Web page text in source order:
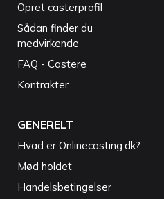
Opret casterprofil
Sådan finder du
medvirkende
FAQ - Castere
Kontrakter
GENERELT
Hvad er Onlinecasting.dk?
Mød holdet
Handelsbetingelser